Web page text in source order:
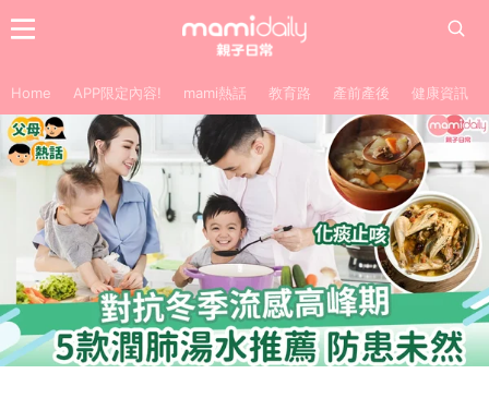
Home APP限定內容! mami熱話 教育路 產前產後 健康資訊